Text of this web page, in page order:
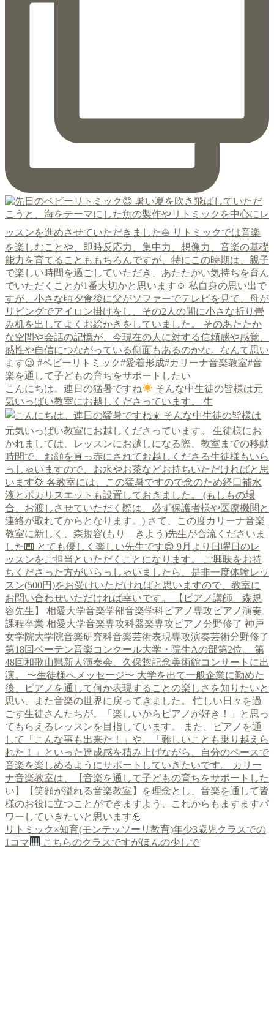
こんにちは。連日の猛暑ですね
そんな中生徒の皆様は元
気いっぱい教室にお越しくださっています。 生
リトミック×知育(モンテッソーリ教育)年少3歳児クラスでの
1コマ
こちらのクラスですがほんの少しで